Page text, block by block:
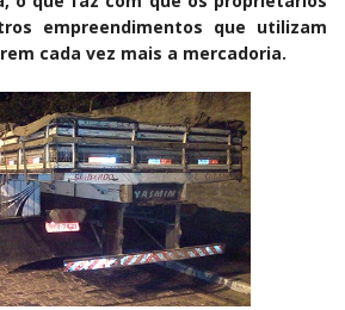
empreendimentos que utilizam
cada vez mais a mercadoria.